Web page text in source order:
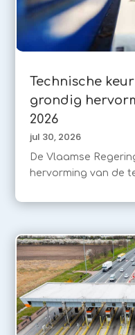
Technische
grondig
2026
jul 30, 2026
De Vlaamse
hervorming van de